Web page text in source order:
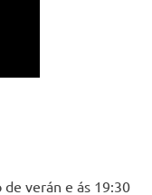
verán e ás 19:30